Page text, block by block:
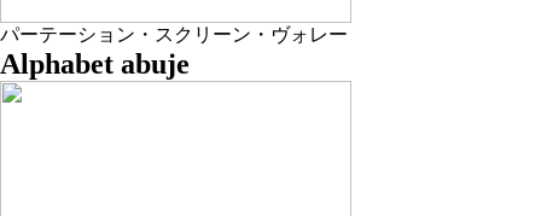
パーテーション・スクリーン・ヴォレー
Alphabet abuje